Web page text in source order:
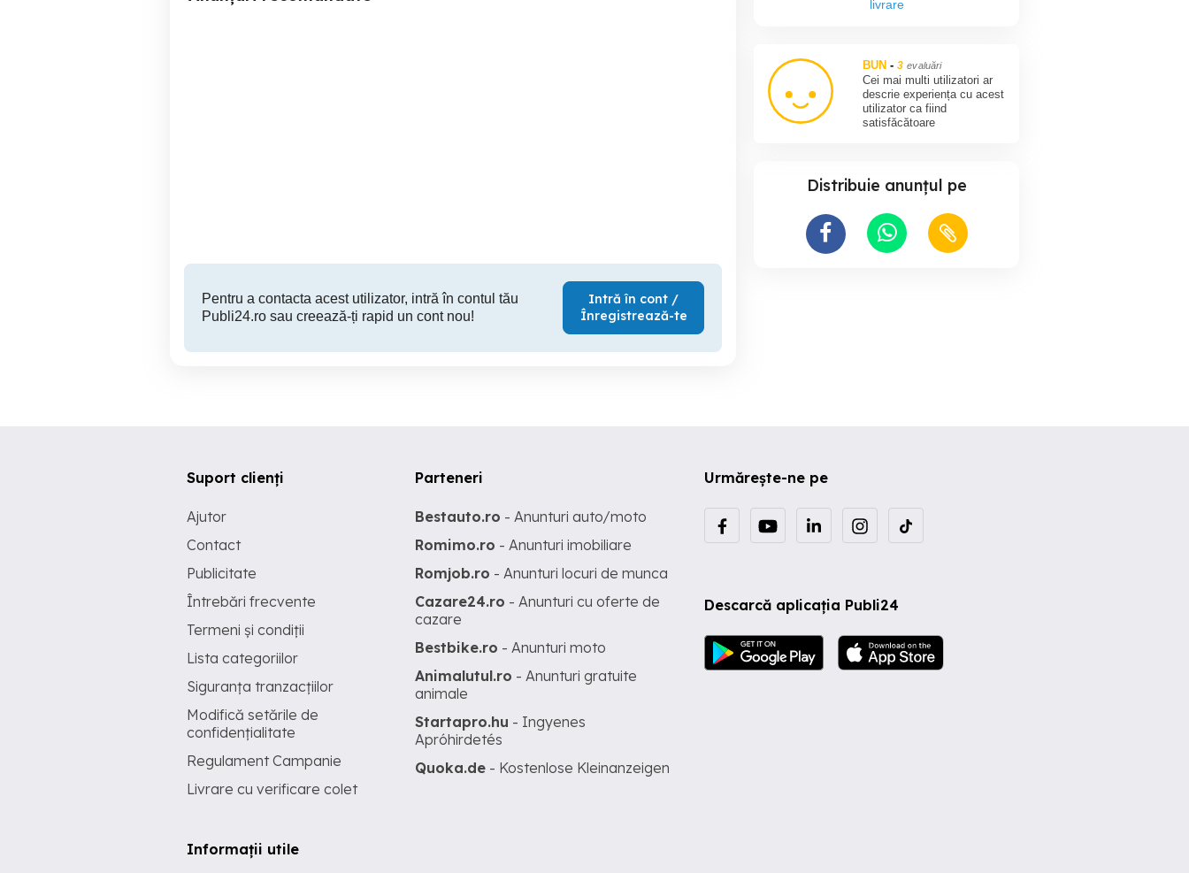
Sector 4
300 RON
Sector 5
300 RON
Pentru a contacta acest utilizator, intră în contul tău
Publi24.ro sau creează-ți rapid un cont nou!
Intră în cont /
Înregistrează-te
livrare
BUN- 3 evaluări
Cei mai multi utilizatori ar
descrie experiența cu acest
utilizator ca fiind
satisfăcătoare
Distribuie anunțul pe
Urmărește-ne pe
Descarcă aplicația Publi24
Suport clienți
Ajutor
Contact
Publicitate
Întrebări frecvente
Termeni și condiții
Lista categoriilor
Siguranța tranzacțiilor
Modifică setările de
confidențialitate
Regulament Campanie
Livrare cu verificare colet
Informații utile
Parteneri
Bestauto.ro - Anunturi auto/moto
Romimo.ro - Anunturi imobiliare
Romjob.ro - Anunturi locuri de munca
Cazare24.ro - Anunturi cu oferte de
cazare
Bestbike.ro - Anunturi moto
Animalutul.ro - Anunturi gratuite
animale
Startapro.hu - Ingyenes
Apróhirdetés
Quoka.de - Kostenlose Kleinanzeigen